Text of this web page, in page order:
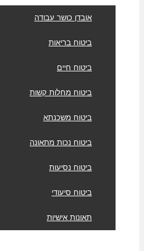
אובדן כושר עבודה
ביטוח בריאות
ביטוח חיים
ביטוח מחלות קשות
ביטוח משכנתא
ביטוח נכות מתאונה
ביטוח נסיעות
ביטוח סיעודי
תאונות אישיות